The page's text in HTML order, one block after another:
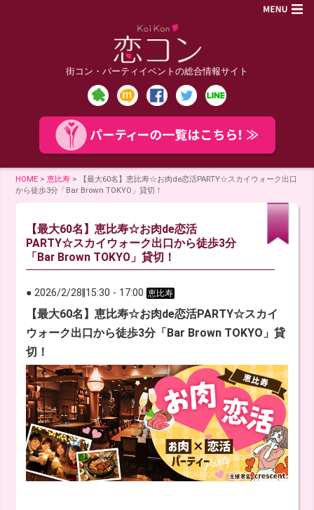
街コン・パーティイベントの総合情報サイト
HOME >恵比寿 >
【最大60名】恵比寿☆お肉de恋活PARTY☆スカイウォーク出口
から徒歩3分「Bar Brown TOKYO」貸切！
【最大60名】恵比寿☆お肉de恋活
PARTY☆スカイウォーク出口から徒歩3分
「Bar Brown TOKYO」貸切！
● 2026/2/28 15:30 - 17:00 恵比寿
【最大60名】恵比寿☆お肉de恋活PARTY☆スカイ
ウォーク出口から徒歩3分「Bar Brown TOKYO」貸
切！